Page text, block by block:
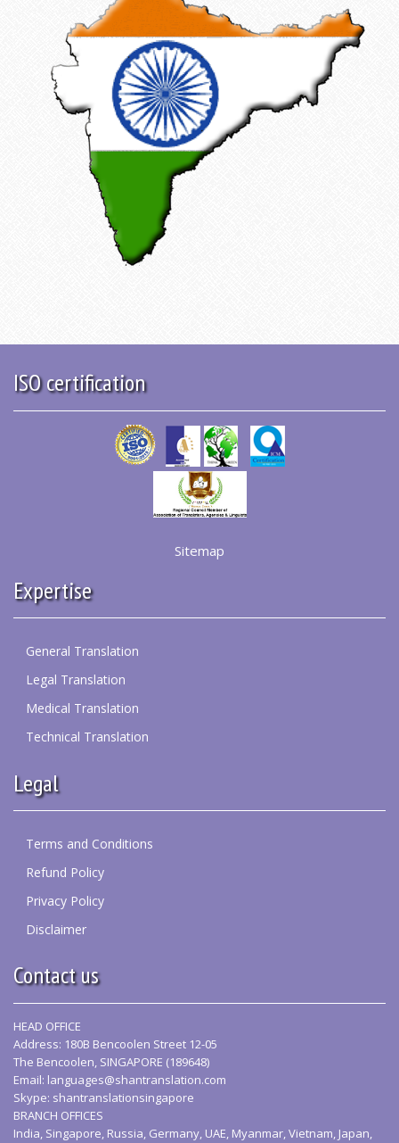
ISO certification
Sitemap
Expertise
General Translation
Legal Translation
Medical Translation
Technical Translation
Legal
Terms and Conditions
Refund Policy
Privacy Policy
Disclaimer
Contact us
HEAD OFFICE
Address: 180B Bencoolen Street 12-05
The Bencoolen, SINGAPORE (189648)
Email: languages@shantranslation.com
Skype: shantranslationsingapore
BRANCH OFFICES
India, Singapore, Russia, Germany, UAE, Myanmar, Vietnam, Japan,